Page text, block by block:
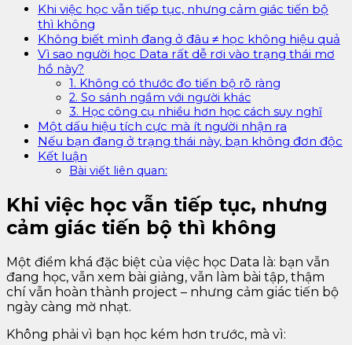
Khi việc học vẫn tiếp tục, nhưng cảm giác tiến bộ
thì không
Không biết mình đang ở đâu ≠ học không hiệu quả
Vì sao người học Data rất dễ rơi vào trạng thái mơ
hồ này?
1. Không có thước đo tiến bộ rõ ràng
2. So sánh ngầm với người khác
3. Học công cụ nhiều hơn học cách suy nghĩ
Một dấu hiệu tích cực mà ít người nhận ra
Nếu bạn đang ở trạng thái này, bạn không đơn độc
Kết luận
Bài viết liên quan:
Khi việc học vẫn tiếp tục, nhưng
cảm giác tiến bộ thì không
Một điểm khá đặc biệt của việc học Data là: bạn vẫn
đang học, vẫn xem bài giảng, vẫn làm bài tập, thậm
chí vẫn hoàn thành project – nhưng cảm giác tiến bộ
ngày càng mờ nhạt.
Không phải vì bạn học kém hơn trước, mà vì: